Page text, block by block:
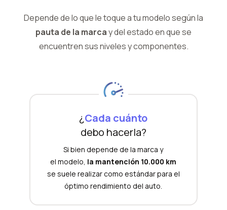
Depende de lo que le toque a tu modelo según la
pauta de la marcay delestado en que se
encuentren sus niveles y componentes.
¿Cada cuánto
debo hacerla?
Si bien depende de la marca y
el modelo, la mantención 10.000 km
se suele realizar como estándar para el
óptimo rendimiento del auto.